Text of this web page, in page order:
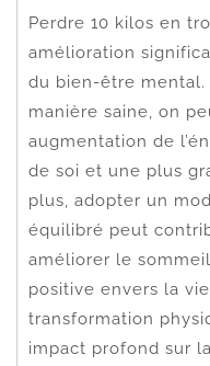
Perdre 10 kilos en
amélioration
du bien-être mental.
manière saine, on
augmentation de
de soi et une plus
plus, adopter un
équilibré peut
améliorer le
positive envers la
transformation
impact profond sur